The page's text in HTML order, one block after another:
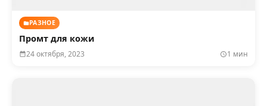
РАЗНОЕ
Промт для кожи
24 октября, 2023 1 мин